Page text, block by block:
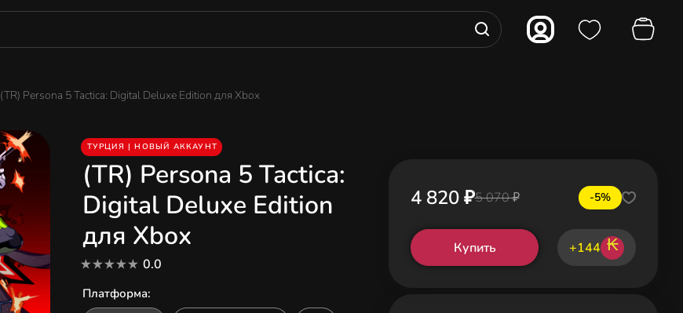
(TR) Persona 5 Tactica: Digital Deluxe Edition для Xbox
ТУРЦИЯ | НОВЫЙ АККАУНТ
(TR) Persona 5 Tactica:
Digital Deluxe Edition
для Xbox
0.0
Платформа:
4 820 ₽5 070 ₽ -5%
Купить +144 ₭